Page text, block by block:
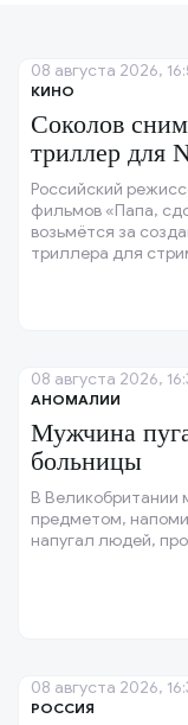
КИНО
Соколов
триллер для
Российский
фильмов «Папа,
возьмётся за
триллера для
08 августа 2026,
АНОМАЛИИ
Мужчина
больницы
В Великобритании
предметом,
напугал людей,
08 августа 2026,
РОССИЯ
08 августа 2026,